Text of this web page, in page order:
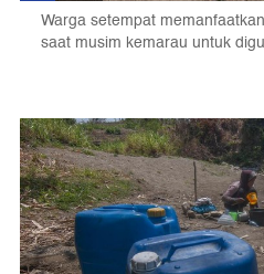
Warga setempat
saat musim kemarau untuk